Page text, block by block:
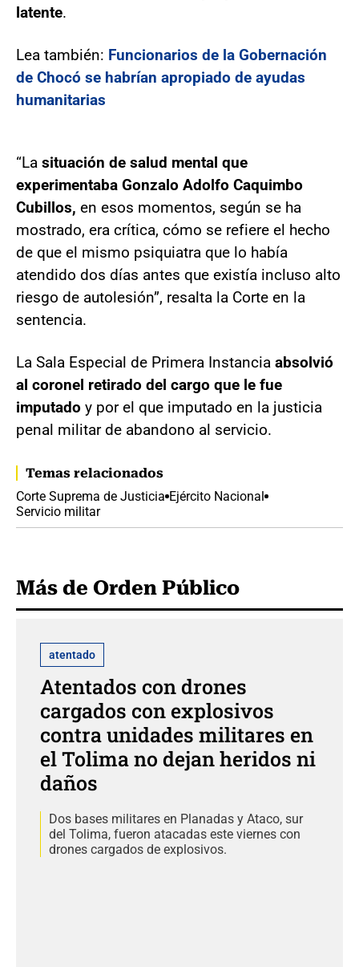
latente.
Lea también: Funcionarios de la Gobernación
de Chocó se habrían apropiado de ayudas
humanitarias
“La situación de salud mental que
experimentaba Gonzalo Adolfo Caquimbo
Cubillos, en esos momentos, según se ha
mostrado, era crítica, cómo se refiere el hecho
de que el mismo psiquiatra que lo había
atendido dos días antes que existía incluso alto
riesgo de autolesión”, resalta la Corte en la
sentencia.
La Sala Especial de Primera Instancia absolvió
al coronel retirado del cargo que le fue
imputado y por el que imputado en la justicia
penal militar de abandono al servicio.
Temas relacionados
Corte Suprema de Justicia Ejército Nacional
Servicio militar
Más de Orden Público
atentado
Atentados con drones
cargados con explosivos
contra unidades militares en
el Tolima no dejan heridos ni
daños
Dos bases militares en Planadas y Ataco, sur
del Tolima, fueron atacadas este viernes con
drones cargados de explosivos.